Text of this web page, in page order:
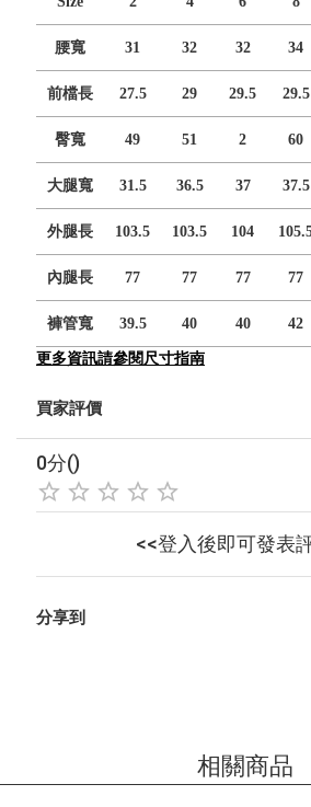
腰寬 31 32 32 34
前檔長 27.5 29 29.5 29.5
臀寬 49 51 2 60
大腿寬 31.5 36.5 37 37.5
外腿長 103.5 103.5 104
內腿長 77 77 77 77
褲管寬 39.5 40 40 42
更多資訊請參閱尺寸指南
買家評價
0分()
<<登入後即可發表
分享到
相關商品